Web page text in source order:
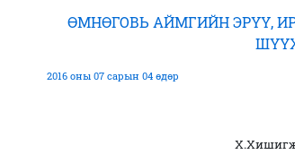
ӨМНӨГОВЬ АЙМГИЙН ЭРҮҮ,
2016 оны 07 сарын 04 өдөр